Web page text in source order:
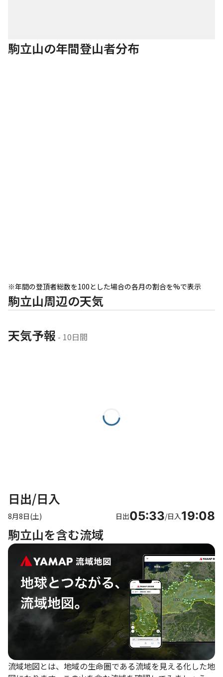
駒立山の年間登山者分布
※年間の登頂者総数を100とした場合の各月の割合を%で表示
駒立山周辺の天気
天気予報 - 10日間
日出/日入
8月8日(土) 日出05:33/日入19:08
駒立山を含む流域
流域地図とは、地域の生命圏である流域を見える化した地